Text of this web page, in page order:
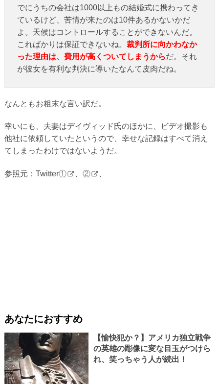
でにうちの会社は1000以上もの結婚式に携わってき
ているけど、苦情が来たのは10件あるかないかだ
よ。天候はコントロールすることができないんだ。
こればかりは保証できないね。 裁判所に向かわなか
った理由は、費用が高くついてしまうからだ。それ
が彼女を有利な判決に導いたなんて皮肉だね。
なんともお粗末な言い訳だ。
幸いにも、夫妻はデイヴィッド氏のほかに、ビデオ撮影も
他社に依頼していたというので、幸せな記録はすべて消え
てしまったわけではないようだ。
参照元：Twitter① 、②
あなたにおすすめ
【愉快犯か？】アメリカ独立戦争
の英雄の彫像に変な目玉がつけら
れ、笑っちゃう人が続出！